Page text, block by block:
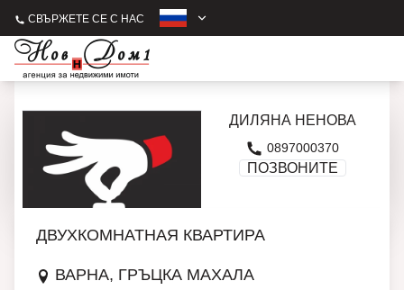
СВЪРЖЕТЕ СЕ С НАС
ДИЛЯНА НЕНОВА
0897000370
ПОЗВОНИТЕ
ДВУХКОМНАТНАЯ КВАРТИРА
ВАРНА, ГРЪЦКА МАХАЛА